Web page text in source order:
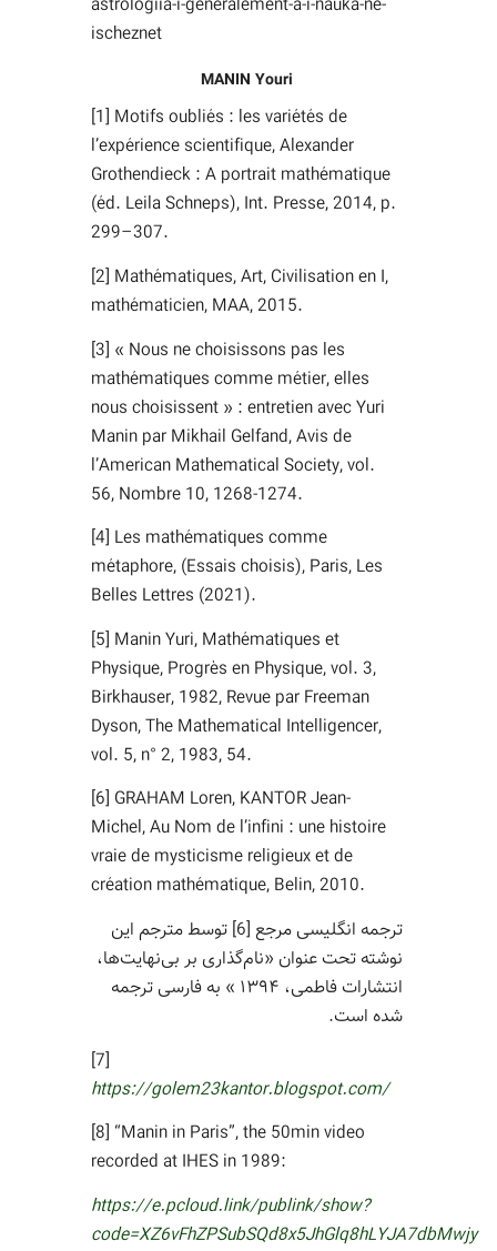
astrologiia-i-généralement-à-i-nauka-ne-
ischeznet
MANIN Youri
[1] Motifs oubliés : les variétés de
l’expérience scientifique, Alexander
Grothendieck : A portrait mathématique
(éd. Leila Schneps), Int. Presse, 2014, p.
299–307.
[2] Mathématiques, Art, Civilisation en I,
mathématicien, MAA, 2015.
[3] « Nous ne choisissons pas les
mathématiques comme métier, elles
nous choisissent » : entretien avec Yuri
Manin par Mikhail Gelfand, Avis de
l’American Mathematical Society, vol.
56, Nombre 10, 1268-1274.
[4] Les mathématiques comme
métaphore, (Essais choisis), Paris, Les
Belles Lettres (2021).
[5] Manin Yuri, Mathématiques et
Physique, Progrès en Physique, vol. 3,
Birkhauser, 1982, Revue par Freeman
Dyson, The Mathematical Intelligencer,
vol. 5, n° 2, 1983, 54.
[6] GRAHAM Loren, KANTOR Jean-
Michel, Au Nom de l’infini : une histoire
vraie de mysticisme religieux et de
création mathématique, Belin, 2010.
ترجمه انگلیسی مرجع [6] توسط مترجم این
نوشته تحت عنوان «نام‌گذاری بر بی‌نهایت‌ها،
انتشارات فاطمی، ۱۳۹۴ » به فارسی ترجمه
شده است.
[7]
https://golem23kantor.blogspot.com/
[8] “Manin in Paris”, the 50min video
recorded at IHES in 1989:
https://e.pcloud.link/publink/show?
code=XZ6vFhZPSubSQd8x5JhGlq8hLYJA7dbMwjy